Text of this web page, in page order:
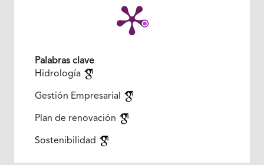
Palabras clave
Hidrología
Gestión Empresarial
Plan de renovación
Sostenibilidad